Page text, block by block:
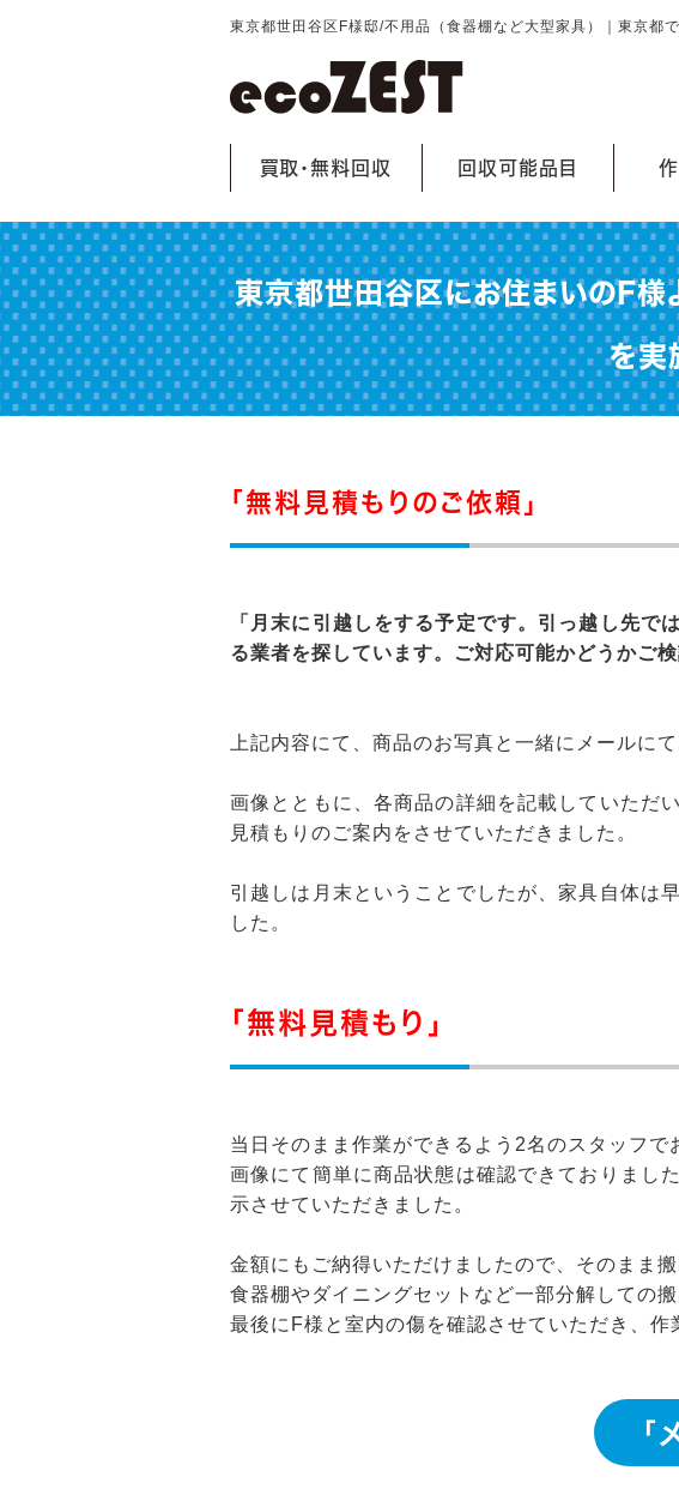
東京都世田谷区F様邸/不用品（食器棚など大型家具）｜東京都
買取・無料回収 回収可能品目
東京都世田谷区にお住まいのF様
を実
「無料見積もりのご依頼」
「月末に引越しをする予定です。引っ越し先
る業者を探しています。ご対応可能かどうかご
上記内容にて、商品のお写真と一緒にメールに
画像とともに、各商品の詳細を記載していただ
見積もりのご案内をさせていただきました。
引越しは月末ということでしたが、家具自体は
した。
「無料見積もり」
当日そのまま作業ができるよう2名のスタッフで
画像にて簡単に商品状態は確認できておりまし
示させていただきました。
金額にもご納得いただけましたので、そのまま
食器棚やダイニングセットなど一部分解しての
最後にF様と室内の傷を確認させていただき、作
「